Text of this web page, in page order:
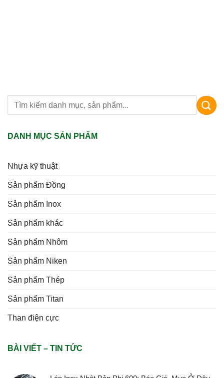
DANH MỤC SẢN PHẨM
Nhựa kỹ thuật
Sản phẩm Đồng
Sản phẩm Inox
Sản phẩm khác
Sản phẩm Nhôm
Sản phẩm Niken
Sản phẩm Thép
Sản phẩm Titan
Than điện cực
BÀI VIẾT – TIN TỨC